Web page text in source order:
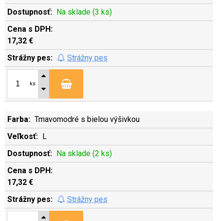
Na sklade (3 ks)
17,32 €
Strážny pes
ks
Tmavomodré s bielou výšivkou
L
Na sklade (2 ks)
17,32 €
Strážny pes